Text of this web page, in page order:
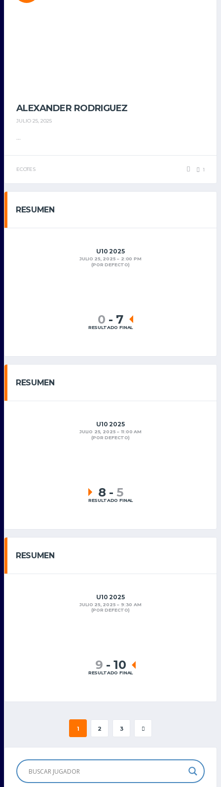
ALEXANDER RODRIGUEZ
JULIO 25, 2025
...
ECOTES 1
RESUMEN
U10 2025
JULIO 25, 2025
2:00 PM
(POR DEFECTO)
0 - 7
RESULTADO FINAL
RESUMEN
U10 2025
JULIO 25, 2025
11:00 AM
(POR DEFECTO)
8 - 5
RESULTADO FINAL
RESUMEN
U10 2025
JULIO 25, 2025
9:30 AM
(POR DEFECTO)
9 - 10
RESULTADO FINAL
1 2 3